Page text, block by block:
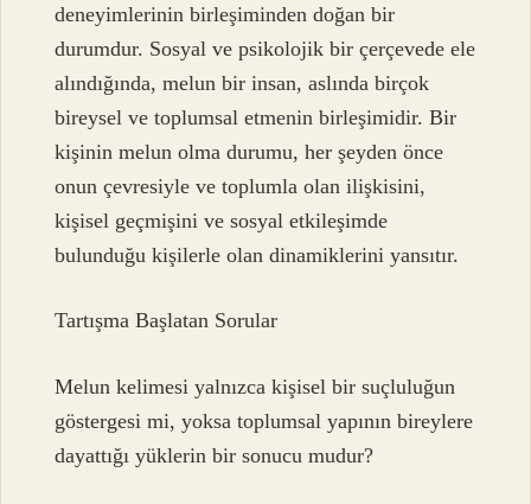
deneyimlerinin birleşiminden doğan bir
durumdur. Sosyal ve psikolojik bir çerçevede ele
alındığında, melun bir insan, aslında birçok
bireysel ve toplumsal etmenin birleşimidir. Bir
kişinin melun olma durumu, her şeyden önce
onun çevresiyle ve toplumla olan ilişkisini,
kişisel geçmişini ve sosyal etkileşimde
bulunduğu kişilerle olan dinamiklerini yansıtır.
Tartışma Başlatan Sorular
Melun kelimesi yalnızca kişisel bir suçluluğun
göstergesi mi, yoksa toplumsal yapının bireylere
dayattığı yüklerin bir sonucu mudur?